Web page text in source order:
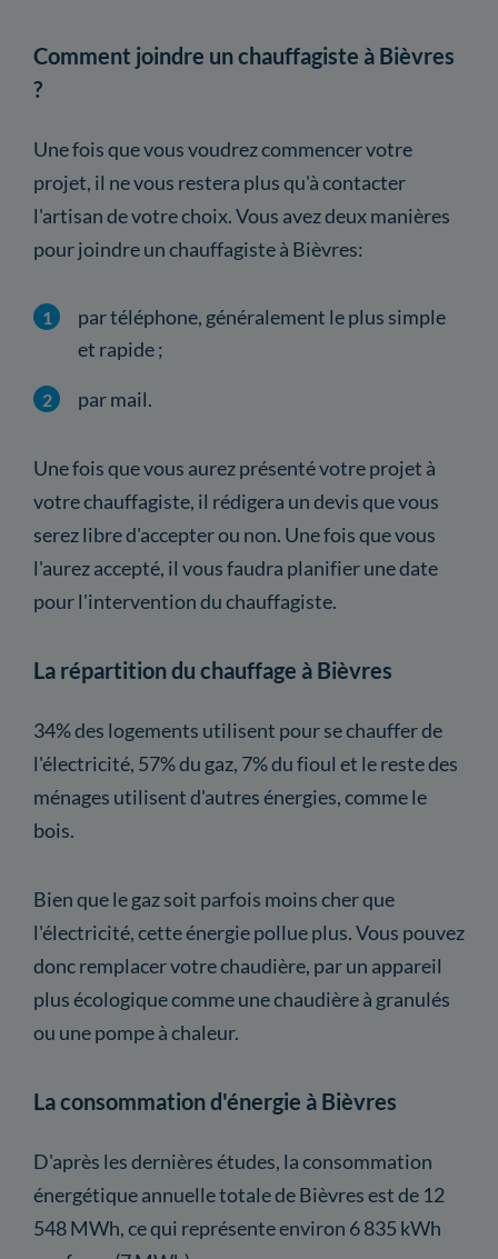
Comment joindre un chauffagiste à Bièvres
?
Une fois que vous voudrez commencer votre
projet, il ne vous restera plus qu'à contacter
l'artisan de votre choix. Vous avez deux manières
pour joindre un chauffagiste à Bièvres:
par téléphone, généralement le plus simple
et rapide ;
par mail.
Une fois que vous aurez présenté votre projet à
votre chauffagiste, il rédigera un devis que vous
serez libre d'accepter ou non. Une fois que vous
l'aurez accepté, il vous faudra planifier une date
pour l'intervention du chauffagiste.
La répartition du chauffage à Bièvres
34% des logements utilisent pour se chauffer de
l'électricité, 57% du gaz, 7% du fioul et le reste des
ménages utilisent d'autres énergies, comme le
bois.
Bien que le gaz soit parfois moins cher que
l'électricité, cette énergie pollue plus. Vous pouvez
donc remplacer votre chaudière, par un appareil
plus écologique comme une chaudière à granulés
ou une pompe à chaleur.
La consommation d'énergie à Bièvres
D'après les dernières études, la consommation
énergétique annuelle totale de Bièvres est de 12
548 MWh, ce qui représente environ 6 835 kWh